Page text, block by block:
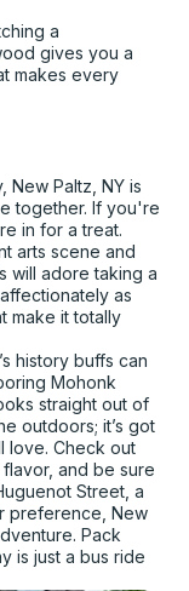
a
gives you a
makes every
New Paltz, NY is
together. If you're
in for a treat.
arts scene and
will adore taking a
as
make it totally
history buffs can
Mohonk
straight out of
outdoors; it’s got
love. Check out
and be sure
Street, a
preference, New
Pack
is just a bus ride